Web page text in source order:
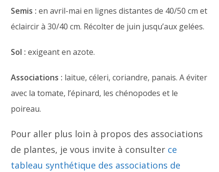
Semis : en avril-mai en lignes distantes de 40/50 cm et
éclaircir à 30/40 cm. Récolter de juin jusqu’aux gelées.
Sol : exigeant en azote.
Associations : laitue, céleri, coriandre, panais. A éviter
avec la tomate, l’épinard, les chénopodes et le
poireau.
Pour aller plus loin à propos des associations
de plantes, je vous invite à consulter ce
tableau synthétique des associations de